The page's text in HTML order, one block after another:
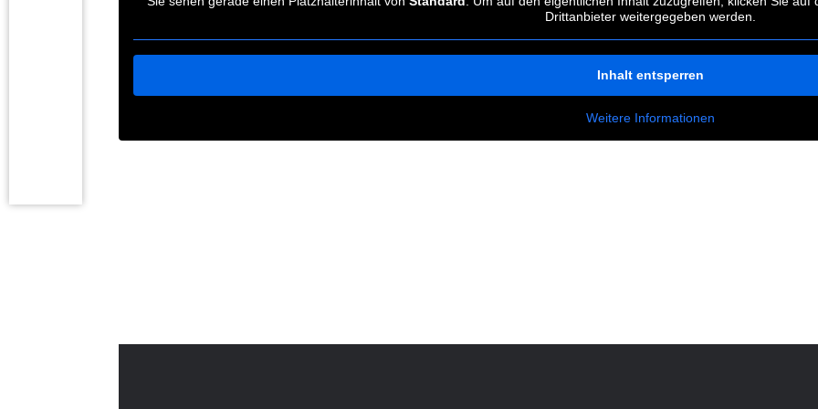
Drittanbieter weitergegeben werden.
Inhalt entsperren
Weitere Informationen